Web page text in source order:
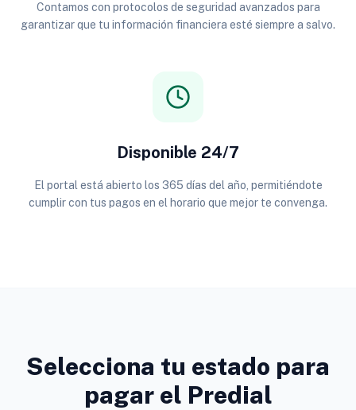
Contamos con protocolos de seguridad avanzados para
garantizar que tu información financiera esté siempre a salvo.
Disponible 24/7
El portal está abierto los 365 días del año, permitiéndote
cumplir con tus pagos en el horario que mejor te convenga.
Selecciona tu estado para
pagar el Predial